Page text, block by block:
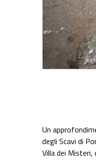
Un
degli Scavi di
Villa dei Misteri,